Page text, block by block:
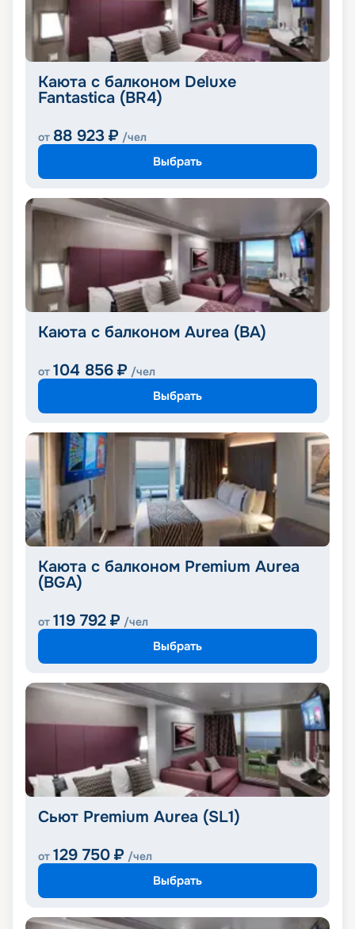
Каюта с балконом Deluxe
Fantastica (BR4)
от 88 923 ₽ /чел
Выбрать
Каюта с балконом Aurea (BA)
от 104 856 ₽ /чел
Выбрать
Каюта с балконом Premium Aurea
(BGA)
от 119 792 ₽ /чел
Выбрать
Сьют Premium Aurea (SL1)
от 129 750 ₽ /чел
Выбрать